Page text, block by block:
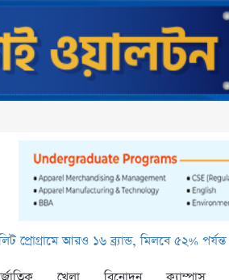
আরও ১৬ ব্র্যান্ড, মিলবে ৫২% পর্যন্ত ছাড়